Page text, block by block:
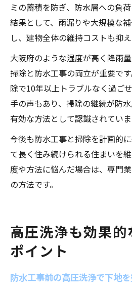
ミの蓄積を防ぎ、防水層への負荷
結果として、雨漏りや大規模な
し、建物全体の維持コストも抑え
大阪府のような湿度が高く降雨
掃除と防水工事の両立が重要で
除で10年以上トラブルなく過ご
手の声もあり、掃除の継続が防
有効な方法として認識されていま
今後も防水工事と掃除を計画的
て長く住み続けられる住まいを
度や方法に悩んだ場合は、専門
の方法です。
高圧洗浄も効果的
ポイント
防水工事前の高圧洗浄で下地